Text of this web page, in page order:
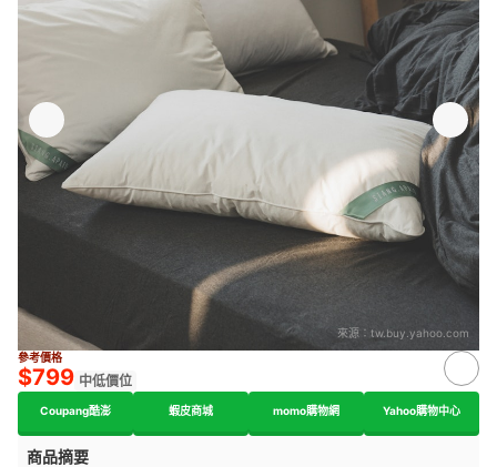
來源： tw.buy.yahoo.com
參考價格
$799 中低價位
Coupang酷澎 蝦皮商城 momo購物網 Yahoo購物中心
商品摘要